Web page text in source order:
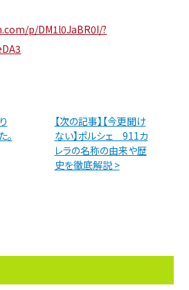
p/DM1l0JaBR0I/?
。
【次の記事】【今更聞け
ない】ポルシェ 911カ
レラの名称の由来や歴
史を徹底解説 >